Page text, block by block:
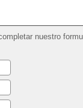
nuestro